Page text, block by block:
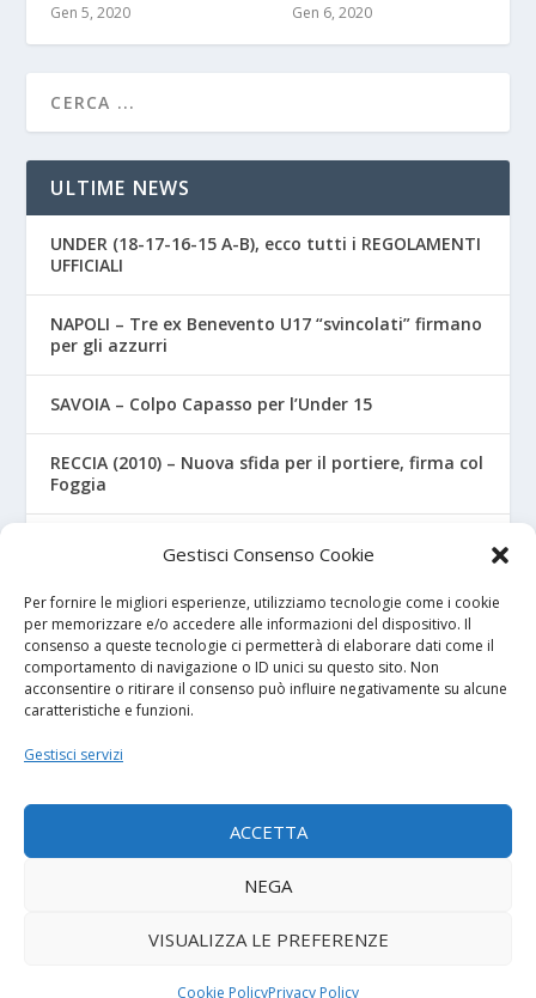
Gestisci Consenso Cookie
Per fornire le migliori esperienze, utilizziamo tecnologie come i cookie
per memorizzare e/o accedere alle informazioni del dispositivo. Il
consenso a queste tecnologie ci permetterà di elaborare dati come il
comportamento di navigazione o ID unici su questo sito. Non
acconsentire o ritirare il consenso può influire negativamente su alcune
caratteristiche e funzioni.
Gestisci servizi
ACCETTA
NEGA
VISUALIZZA LE PREFERENZE
Cookie PolicyPrivacy Policy
Gen 5, 2020 Gen 6, 2020
ULTIME NEWS
UNDER (18-17-16-15 A-B), ecco tutti i REGOLAMENTI
UFFICIALI
NAPOLI – Tre ex Benevento U17 “svincolati” firmano
per gli azzurri
SAVOIA – Colpo Capasso per l’Under 15
RECCIA (2010) – Nuova sfida per il portiere, firma col
Foggia
RIZZO – Dalla “Fratelli Bandiera” al Crotone: la
favola di Christian
I NOSTRI SPONSOR
Calcio Panchina
Diretta.it
Termini e condizioni